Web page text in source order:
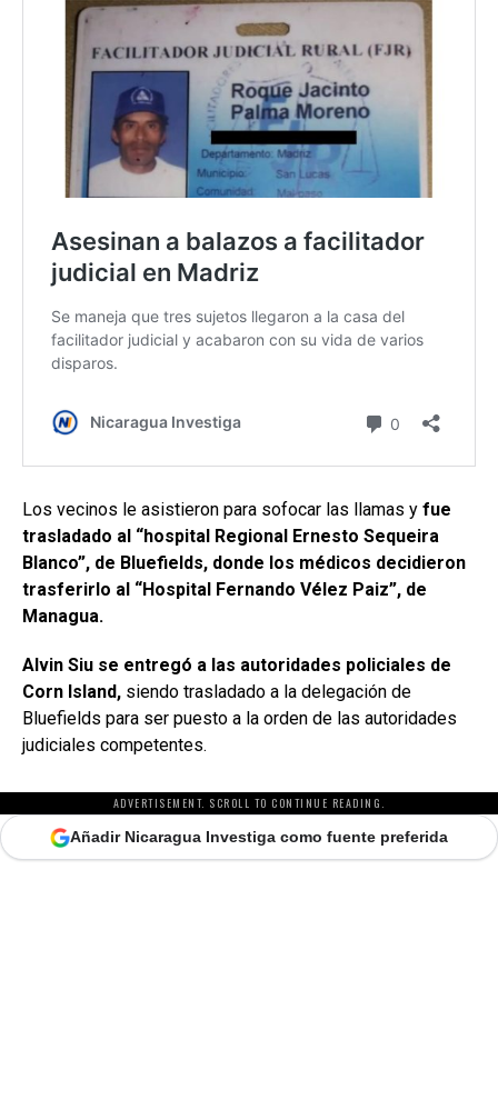
Los vecinos le asistieron para sofocar las llamas y fue
trasladado al “hospital Regional Ernesto Sequeira
Blanco”, de Bluefields, donde los médicos decidieron
trasferirlo al “Hospital Fernando Vélez Paiz”, de
Managua.
Alvin Siu se entregó a las autoridades policiales de
Corn Island, siendo trasladado a la delegación de
Bluefields para ser puesto a la orden de las autoridades
judiciales competentes.
ADVERTISEMENT. SCROLL TO CONTINUE READING.
Añadir Nicaragua Investiga como fuente preferida